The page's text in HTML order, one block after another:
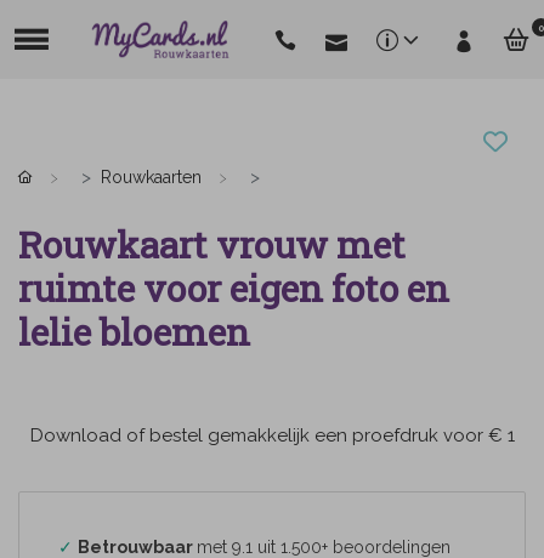
0
Rouwkaarten
Rouwkaart vrouw met
ruimte voor eigen foto en
lelie bloemen
Download of bestel gemakkelijk een proefdruk voor € 1
✓ Betrouwbaar met 9.1 uit 1.500+ beoordelingen